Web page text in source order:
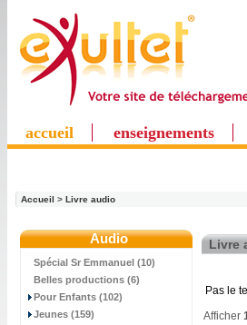
accueil enseignements
Accueil > Livre audio
Audio
Spécial Sr Emmanuel (10)
Belles productions (6)
Pour Enfants (102)
Jeunes (159)
Livre
Pas le
Afficher